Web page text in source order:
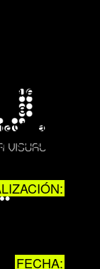
y
una
y
FECHA: